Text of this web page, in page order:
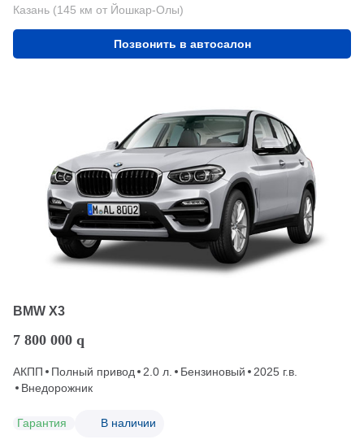
Казань (145 км от Йошкар-Олы)
Позвонить в автосалон
BMW X3
7 800 000 q
АКПП Полный привод 2.0 л. Бензиновый
2025 г.в.
Внедорожник
Гарантия В наличии